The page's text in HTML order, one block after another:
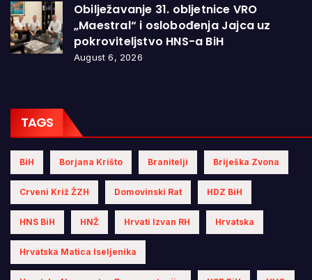
Obilježavanje 31. obljetnice VRO
„Maestral“ i oslobođenja Jajca uz
pokroviteljstvo HNS-a BiH
August 6, 2026
TAGS
BiH Borjana Krišto Branitelji Briješka Zvona
Crveni Križ ŽZH Domovinski Rat HDZ BiH
HNS BiH HNŽ Hrvati Izvan RH Hrvatska
Hrvatska Matica Iseljenika